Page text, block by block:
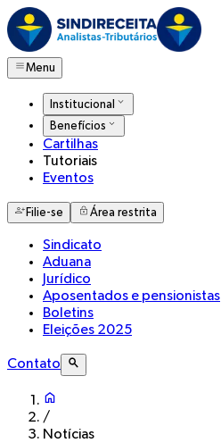
Menu
Institucional
Benefícios
Cartilhas
Tutoriais
Eventos
Filie-se Área restrita
Sindicato
Aduana
Jurídico
Aposentados e pensionistas
Boletins
Eleições 2025
Contato
/
Notícias